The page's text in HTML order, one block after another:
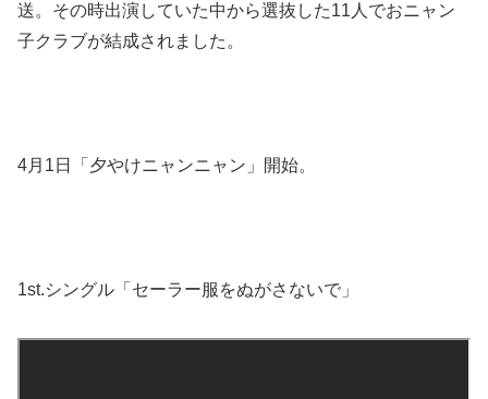
送。その時出演していた中から選抜した11人でおニャン
子クラブが結成されました。
4月1日「夕やけニャンニャン」開始。
1st.シングル「セーラー服をぬがさないで」